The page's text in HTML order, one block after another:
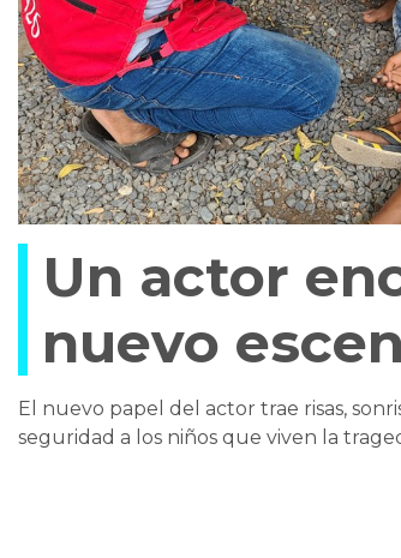
Un actor
nuevo
El nuevo papel del actor trae risas,
seguridad a los niños que viven la